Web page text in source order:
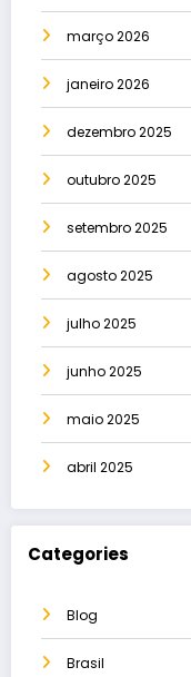
março 2026
janeiro 2026
dezembro 2025
outubro 2025
setembro 2025
agosto 2025
julho 2025
junho 2025
maio 2025
abril 2025
Categories
Blog
Brasil